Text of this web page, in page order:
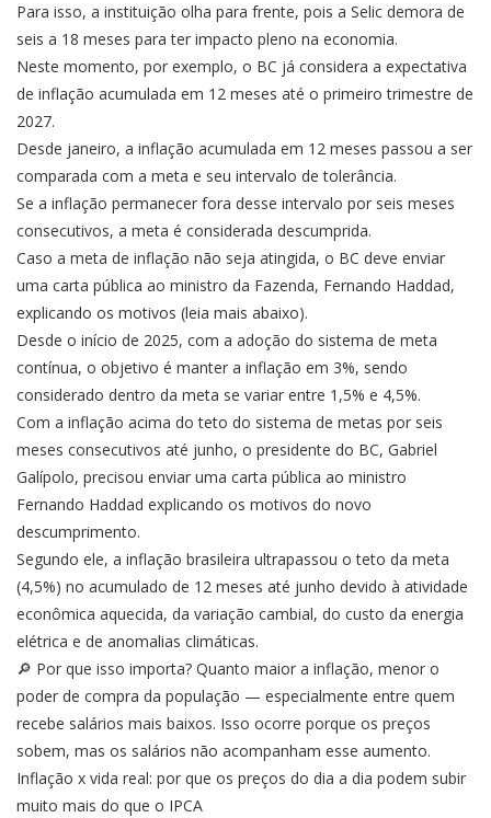
Para isso, a instituição olha para frente, pois a Selic demora de
seis a 18 meses para ter impacto pleno na economia.
Neste momento, por exemplo, o BC já considera a expectativa
de inflação acumulada em 12 meses até o primeiro trimestre de
2027.
Desde janeiro, a inflação acumulada em 12 meses passou a ser
comparada com a meta e seu intervalo de tolerância.
Se a inflação permanecer fora desse intervalo por seis meses
consecutivos, a meta é considerada descumprida.
Caso a meta de inflação não seja atingida, o BC deve enviar
uma carta pública ao ministro da Fazenda, Fernando Haddad,
explicando os motivos (leia mais abaixo).
Desde o início de 2025, com a adoção do sistema de meta
contínua, o objetivo é manter a inflação em 3%, sendo
considerado dentro da meta se variar entre 1,5% e 4,5%.
Com a inflação acima do teto do sistema de metas por seis
meses consecutivos até junho, o presidente do BC, Gabriel
Galípolo, precisou enviar uma carta pública ao ministro
Fernando Haddad explicando os motivos do novo
descumprimento.
Segundo ele, a inflação brasileira ultrapassou o teto da meta
(4,5%) no acumulado de 12 meses até junho devido à atividade
econômica aquecida, da variação cambial, do custo da energia
elétrica e de anomalias climáticas.
🔎 Por que isso importa? Quanto maior a inflação, menor o
poder de compra da população — especialmente entre quem
recebe salários mais baixos. Isso ocorre porque os preços
sobem, mas os salários não acompanham esse aumento.
Inflação x vida real: por que os preços do dia a dia podem subir
muito mais do que o IPCA